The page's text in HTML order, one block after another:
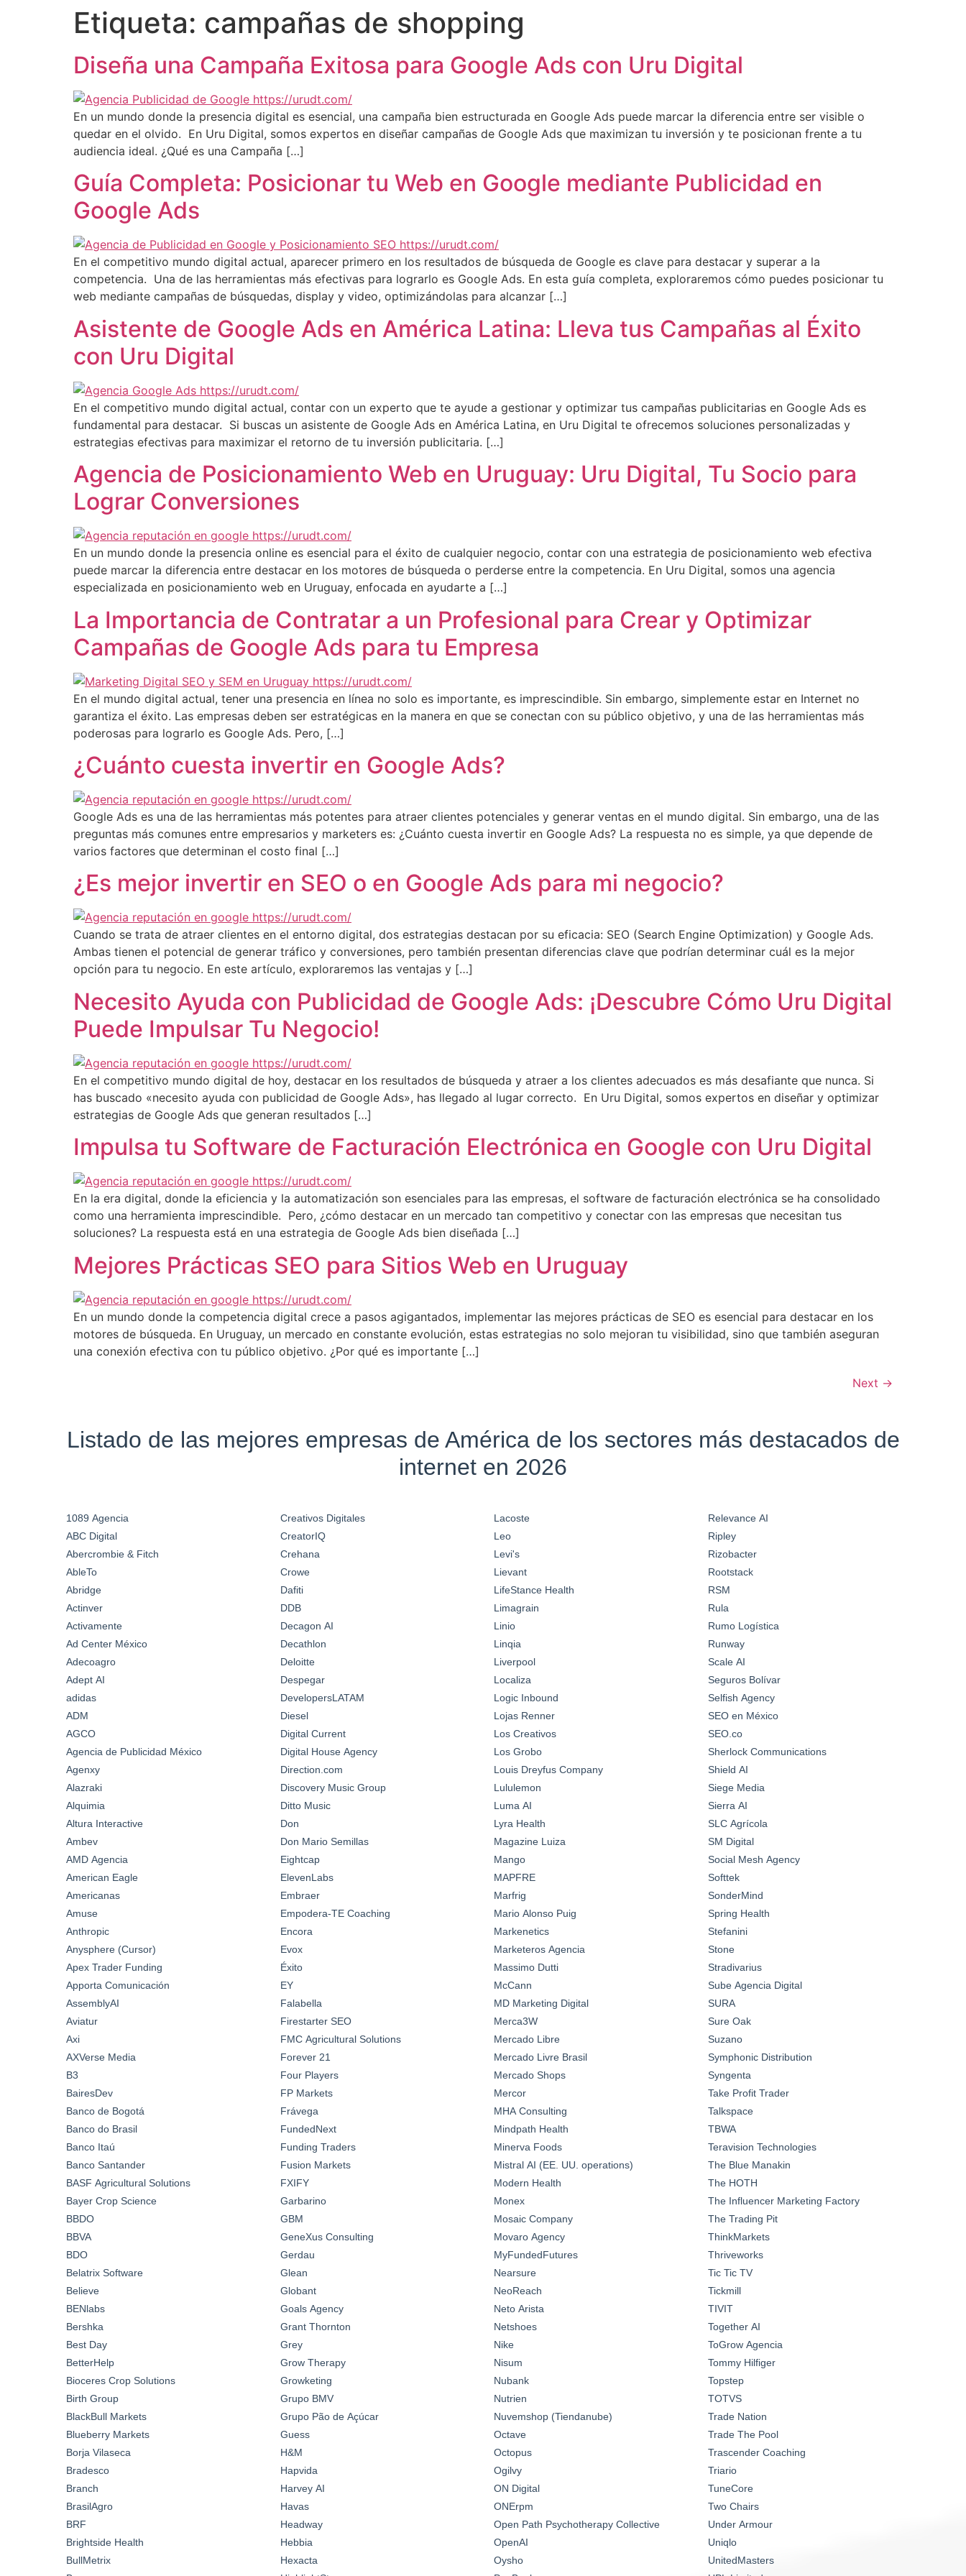
Etiqueta: campañas de shopping
Diseña una Campaña Exitosa para Google Ads con Uru Digital
En un mundo donde la presencia digital es esencial, una campaña bien estructurada en Google Ads puede marcar la diferencia entre ser visible o
quedar en el olvido. En Uru Digital, somos expertos en diseñar campañas de Google Ads que maximizan tu inversión y te posicionan frente a tu
audiencia ideal. ¿Qué es una Campaña […]
Guía Completa: Posicionar tu Web en Google mediante Publicidad en
Google Ads
En el competitivo mundo digital actual, aparecer primero en los resultados de búsqueda de Google es clave para destacar y superar a la
competencia. Una de las herramientas más efectivas para lograrlo es Google Ads. En esta guía completa, exploraremos cómo puedes posicionar tu
web mediante campañas de búsquedas, display y video, optimizándolas para alcanzar […]
Asistente de Google Ads en América Latina: Lleva tus Campañas al Éxito
con Uru Digital
En el competitivo mundo digital actual, contar con un experto que te ayude a gestionar y optimizar tus campañas publicitarias en Google Ads es
fundamental para destacar. Si buscas un asistente de Google Ads en América Latina, en Uru Digital te ofrecemos soluciones personalizadas y
estrategias efectivas para maximizar el retorno de tu inversión publicitaria. […]
Agencia de Posicionamiento Web en Uruguay: Uru Digital, Tu Socio para
Lograr Conversiones
En un mundo donde la presencia online es esencial para el éxito de cualquier negocio, contar con una estrategia de posicionamiento web efectiva
puede marcar la diferencia entre destacar en los motores de búsqueda o perderse entre la competencia. En Uru Digital, somos una agencia
especializada en posicionamiento web en Uruguay, enfocada en ayudarte a […]
La Importancia de Contratar a un Profesional para Crear y Optimizar
Campañas de Google Ads para tu Empresa
En el mundo digital actual, tener una presencia en línea no solo es importante, es imprescindible. Sin embargo, simplemente estar en Internet no
garantiza el éxito. Las empresas deben ser estratégicas en la manera en que se conectan con su público objetivo, y una de las herramientas más
poderosas para lograrlo es Google Ads. Pero, […]
¿Cuánto cuesta invertir en Google Ads?
Google Ads es una de las herramientas más potentes para atraer clientes potenciales y generar ventas en el mundo digital. Sin embargo, una de las
preguntas más comunes entre empresarios y marketers es: ¿Cuánto cuesta invertir en Google Ads? La respuesta no es simple, ya que depende de
varios factores que determinan el costo final […]
¿Es mejor invertir en SEO o en Google Ads para mi negocio?
Cuando se trata de atraer clientes en el entorno digital, dos estrategias destacan por su eficacia: SEO (Search Engine Optimization) y Google Ads.
Ambas tienen el potencial de generar tráfico y conversiones, pero también presentan diferencias clave que podrían determinar cuál es la mejor
opción para tu negocio. En este artículo, exploraremos las ventajas y […]
Necesito Ayuda con Publicidad de Google Ads: ¡Descubre Cómo Uru Digital
Puede Impulsar Tu Negocio!
En el competitivo mundo digital de hoy, destacar en los resultados de búsqueda y atraer a los clientes adecuados es más desafiante que nunca. Si
has buscado «necesito ayuda con publicidad de Google Ads», has llegado al lugar correcto. En Uru Digital, somos expertos en diseñar y optimizar
estrategias de Google Ads que generan resultados […]
Impulsa tu Software de Facturación Electrónica en Google con Uru Digital
En la era digital, donde la eficiencia y la automatización son esenciales para las empresas, el software de facturación electrónica se ha consolidado
como una herramienta imprescindible. Pero, ¿cómo destacar en un mercado tan competitivo y conectar con las empresas que necesitan tus
soluciones? La respuesta está en una estrategia de Google Ads bien diseñada […]
Mejores Prácticas SEO para Sitios Web en Uruguay
En un mundo donde la competencia digital crece a pasos agigantados, implementar las mejores prácticas de SEO es esencial para destacar en los
motores de búsqueda. En Uruguay, un mercado en constante evolución, estas estrategias no solo mejoran tu visibilidad, sino que también aseguran
una conexión efectiva con tu público objetivo. ¿Por qué es importante […]
Next →
Listado de las mejores empresas de América de los sectores más destacados de
internet en 2026
1089 Agencia
ABC Digital
Abercrombie & Fitch
AbleTo
Abridge
Actinver
Activamente
Ad Center México
Adecoagro
Adept AI
adidas
ADM
AGCO
Agencia de Publicidad México
Agenxy
Alazraki
Alquimia
Altura Interactive
Ambev
AMD Agencia
American Eagle
Americanas
Amuse
Anthropic
Anysphere (Cursor)
Apex Trader Funding
Apporta Comunicación
AssemblyAI
Aviatur
Axi
AXVerse Media
B3
BairesDev
Banco de Bogotá
Banco do Brasil
Banco Itaú
Banco Santander
BASF Agricultural Solutions
Bayer Crop Science
BBDO
BBVA
BDO
Belatrix Software
Believe
BENlabs
Bershka
Best Day
BetterHelp
Bioceres Crop Solutions
Birth Group
BlackBull Markets
Blueberry Markets
Borja Vilaseca
Bradesco
Branch
BrasilAgro
BRF
Brightside Health
BullMetrix
Creativos Digitales
CreatorIQ
Crehana
Crowe
Dafiti
DDB
Decagon AI
Decathlon
Deloitte
Despegar
DevelopersLATAM
Diesel
Digital Current
Digital House Agency
Direction.com
Discovery Music Group
Ditto Music
Don
Don Mario Semillas
Eightcap
ElevenLabs
Embraer
Empodera-TE Coaching
Encora
Evox
Éxito
EY
Falabella
Firestarter SEO
FMC Agricultural Solutions
Forever 21
Four Players
FP Markets
Frávega
FundedNext
Funding Traders
Fusion Markets
FXIFY
Garbarino
GBM
GeneXus Consulting
Gerdau
Glean
Globant
Goals Agency
Grant Thornton
Grey
Grow Therapy
Growketing
Grupo BMV
Grupo Pão de Açúcar
Guess
H&M
Hapvida
Harvey AI
Havas
Headway
Hebbia
Hexacta
Lacoste
Leo
Levi's
Lievant
LifeStance Health
Limagrain
Linio
Linqia
Liverpool
Localiza
Logic Inbound
Lojas Renner
Los Creativos
Los Grobo
Louis Dreyfus Company
Lululemon
Luma AI
Lyra Health
Magazine Luiza
Mango
MAPFRE
Marfrig
Mario Alonso Puig
Markenetics
Marketeros Agencia
Massimo Dutti
McCann
MD Marketing Digital
Merca3W
Mercado Libre
Mercado Livre Brasil
Mercado Shops
Mercor
MHA Consulting
Mindpath Health
Minerva Foods
Mistral AI (EE. UU. operations)
Modern Health
Monex
Mosaic Company
Movaro Agency
MyFundedFutures
Nearsure
NeoReach
Neto Arista
Netshoes
Nike
Nisum
Nubank
Nutrien
Nuvemshop (Tiendanube)
Octave
Octopus
Ogilvy
ON Digital
ONErpm
Open Path Psychotherapy Collective
OpenAI
Oysho
Relevance AI
Ripley
Rizobacter
Rootstack
RSM
Rula
Rumo Logística
Runway
Scale AI
Seguros Bolívar
Selfish Agency
SEO en México
SEO.co
Sherlock Communications
Shield AI
Siege Media
Sierra AI
SLC Agrícola
SM Digital
Social Mesh Agency
Softtek
SonderMind
Spring Health
Stefanini
Stone
Stradivarius
Sube Agencia Digital
SURA
Sure Oak
Suzano
Symphonic Distribution
Syngenta
Take Profit Trader
Talkspace
TBWA
Teravision Technologies
The Blue Manakin
The HOTH
The Influencer Marketing Factory
The Trading Pit
ThinkMarkets
Thriveworks
Tic Tic TV
Tickmill
TIVIT
Together AI
ToGrow Agencia
Tommy Hilfiger
Topstep
TOTVS
Trade Nation
Trade The Pool
Trascender Coaching
Triario
TuneCore
Two Chairs
Under Armour
Uniqlo
UnitedMasters